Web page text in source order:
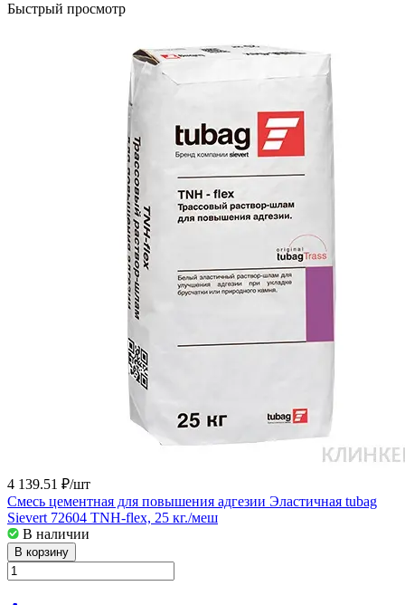
Быстрый просмотр
4 139.51 ₽/шт
Смесь цементная для повышения адгезии Эластичная tubag
Sievert 72604 TNH-flex, 25 кг./меш
В наличии
В корзину